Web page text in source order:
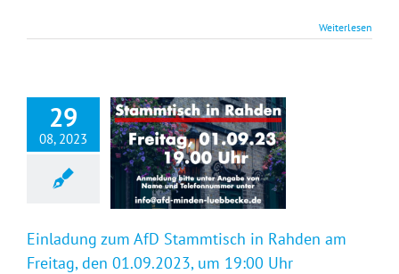
Weiterlesen
29
08, 2023
Einladung zum AfD Stammtisch in Rahden am
Freitag, den 01.09.2023, um 19:00 Uhr